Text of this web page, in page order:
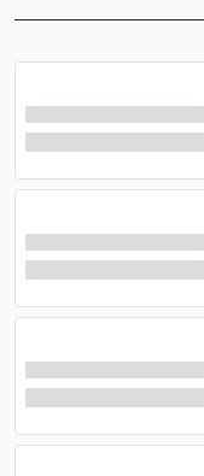
شما را جلب خواهد
قهوه ساز، سیستم
حساب می آیند.
مارمارا
با فضایی
فرد رو به دریای
اقامت دارند می
به این رستوران
ببرند.